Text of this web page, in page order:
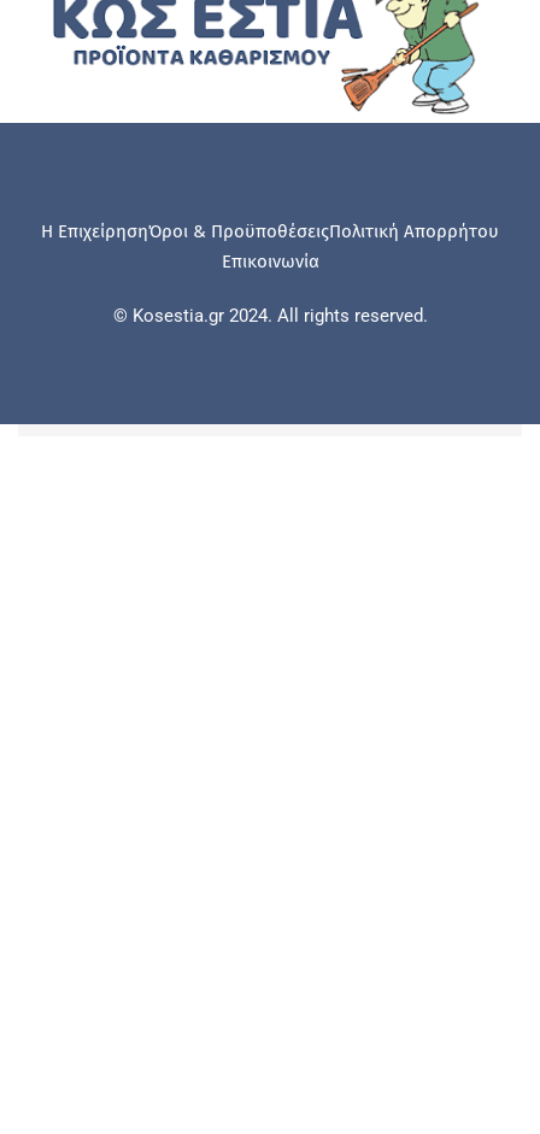
Η ΕπιχείρησηΌροι & ΠροϋποθέσειςΠολιτική Απορρήτου
Επικοινωνία
© Kosestia.gr 2024. All rights reserved.